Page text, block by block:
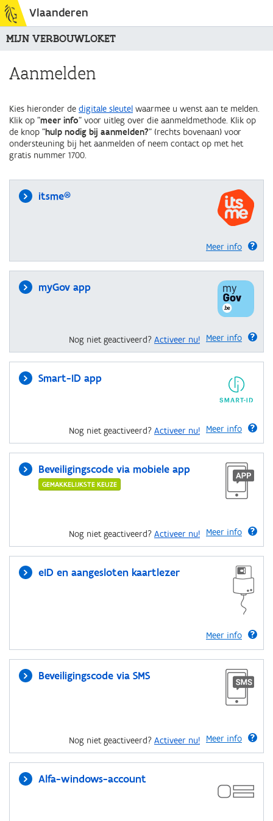
Vlaanderen
MIJN VERBOUWLOKET
Aanmelden
Kies hieronder de digitale sleutel waarmee u wenst aan te melden.
Klik op "meer info" voor uitleg over die aanmeldmethode. Klik op
de knop "hulp nodig bij aanmelden?" (rechts bovenaan) voor
ondersteuning bij het aanmelden of neem contact op met het
gratis nummer 1700.
itsme®
Meer info
myGov app
Meer info
Nog niet geactiveerd? Activeer nu!
Smart-ID app
Meer info
Nog niet geactiveerd? Activeer nu!
Beveiligingscode via mobiele app
GEMAKKELIJKSTE KEUZE
Meer info
Nog niet geactiveerd? Activeer nu!
eID en aangesloten kaartlezer
Meer info
Beveiligingscode via SMS
Meer info
Nog niet geactiveerd? Activeer nu!
Alfa-windows-account